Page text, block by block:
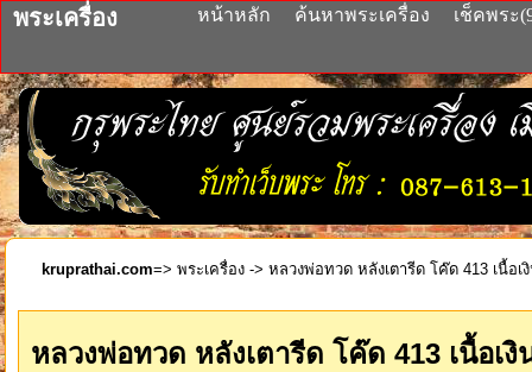
พระเครื่อง หน้าหลัก ค้นหาพระเครื่อง เช็คพระ
kruprathai.com=> พระเครื่อง -> หลวงพ่อทวด หลังเตารีด โค๊ด 413 เนื้อเ
หลวงพ่อทวด หลังเตารีด โค๊ด 413 เนื้อเงิ